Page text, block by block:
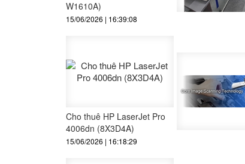
W1610A)
15/06/2026 | 16:39:08
Cho thuê HP LaserJet Pro
4006dn (8X3D4A)
15/06/2026 | 16:18:29